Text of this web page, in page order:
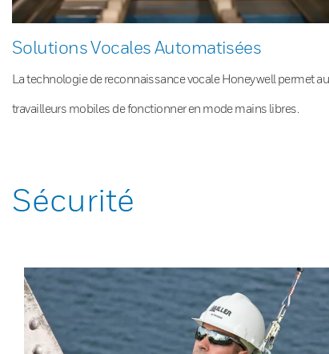
Solutions Vocales Automatisées
La technologie de reconnaissance vocale Honeywell permet
travailleurs mobiles de fonctionner en mode mains libres.
Sécurité